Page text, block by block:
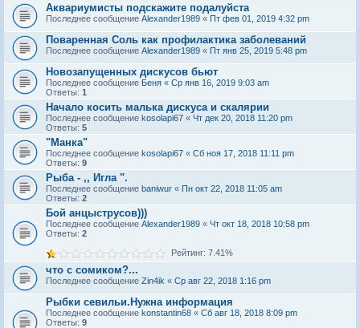
Аквариумисты подскажите подалуйста
Последнее сообщение Alexander1989 « Пт фев 01, 2019 4:32 pm
Поваренная Соль как профилактика заболеваний
Последнее сообщение Alexander1989 « Пт янв 25, 2019 5:48 pm
Новозапущенных дискусов бьют
Последнее сообщение Беня « Ср янв 16, 2019 9:03 am
Ответы: 1
Начало косить малька дискуса и скалярии
Последнее сообщение kosolapi67 « Чт дек 20, 2018 11:20 pm
Ответы: 5
"Манка"
Последнее сообщение kosolapi67 « Сб ноя 17, 2018 11:11 pm
Ответы: 9
Рыба - ,, Игла ".
Последнее сообщение baniwur « Пн окт 22, 2018 11:05 am
Ответы: 2
Бой анцыструсов)))
Последнее сообщение Alexander1989 « Чт окт 18, 2018 10:58 pm
Ответы: 2
Рейтинг: 7.41%
что с сомиком?...
Последнее сообщение Zin4ik « Ср авг 22, 2018 1:16 pm
Рыбки севильи.Нужна информация
Последнее сообщение konstantin68 « Сб авг 18, 2018 8:09 pm
Ответы: 9